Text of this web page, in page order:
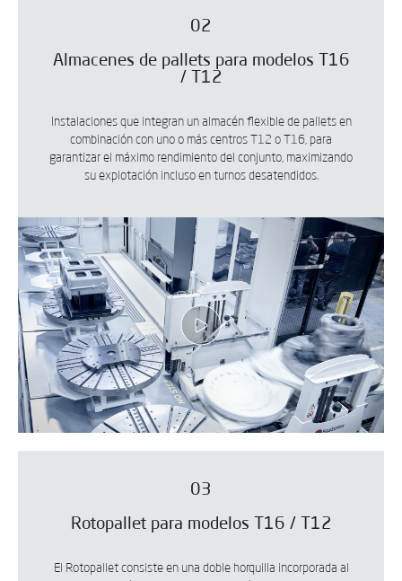
02
Almacenes de pallets para modelos T16
/ T12
Instalaciones que integran un almacén flexible de pallets en
combinación con uno o más centros T12 o T16, para
garantizar el máximo rendimiento del conjunto, maximizando
su explotación incluso en turnos desatendidos.
03
Rotopallet para modelos T16 / T12
El Rotopallet consiste en una doble horquilla incorporada al